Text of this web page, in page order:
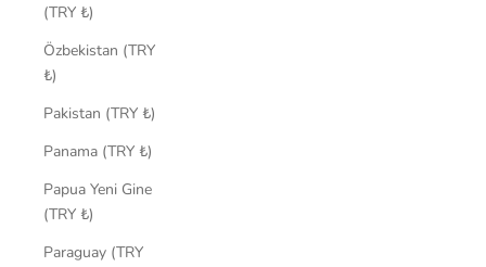
(TRY ₺)
Özbekistan (TRY
₺)
Pakistan (TRY ₺)
Panama (TRY ₺)
Papua Yeni Gine
(TRY ₺)
Paraguay (TRY